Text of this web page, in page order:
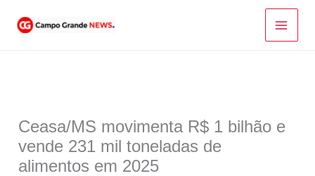
para
Ceasa/MS movimenta R$ 1 bilhão e
vende 231 mil toneladas de
alimentos em 2025